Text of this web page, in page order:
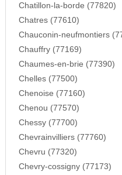
Chatillon-la-borde (77820)
Chatres (77610)
Chauconin-neufmontiers
Chauffry (77169)
Chaumes-en-brie (77390)
Chelles (77500)
Chenoise (77160)
Chenou (77570)
Chessy (77700)
Chevrainvilliers (77760)
Chevru (77320)
Chevry-cossigny (77173)